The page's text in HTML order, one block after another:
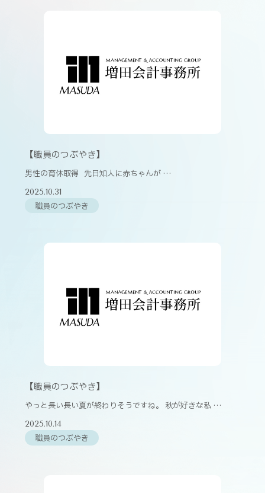
【職員のつぶやき】
男性の育休取得 先日知人に赤ちゃんが …
2025.10.31
職員のつぶやき
【職員のつぶやき】
やっと長い長い夏が終わりそうですね。 秋が好きな私 …
2025.10.14
職員のつぶやき